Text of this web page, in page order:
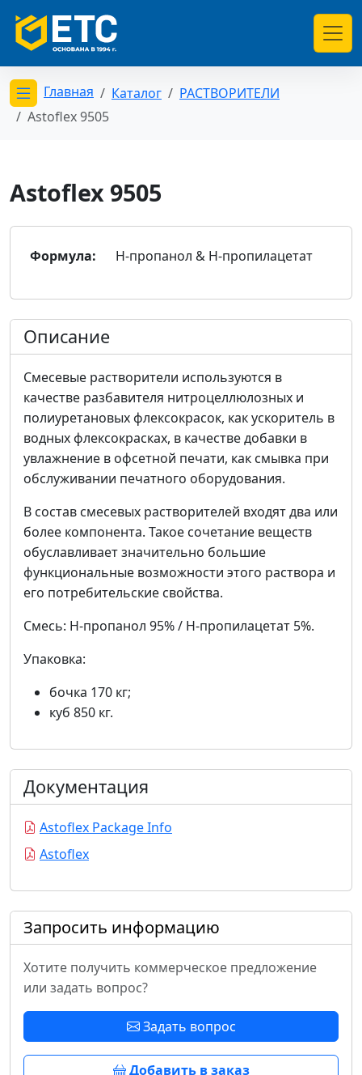
Открыть меню категорий
Главная Каталог
РАСТВОРИТЕЛИ
Astoflex 9505
Astoflex 9505
Формула: Н-пропанол & Н-пропилацетат
Описание
Смесевые растворители используются в
качестве разбавителя нитроцеллюлозных и
полиуретановых флексокрасок, как ускоритель в
водных флексокрасках, в качестве добавки в
увлажнение в офсетной печати, как смывка при
обслуживании печатного оборудования.
В состав смесевых растворителей входят два или
более компонента. Такое сочетание веществ
обуславливает значительно большие
функциональные возможности этого раствора и
его потребительские свойства.
Смесь: Н-пропанол 95% / Н-пропилацетат 5%.
Упаковка:
бочка 170 кг;
куб 850 кг.
Документация
Astoflex Package Info
Astoflex
Запросить информацию
Хотите получить коммерческое предложение
или задать вопрос?
Задать вопрос
Добавить в заказ